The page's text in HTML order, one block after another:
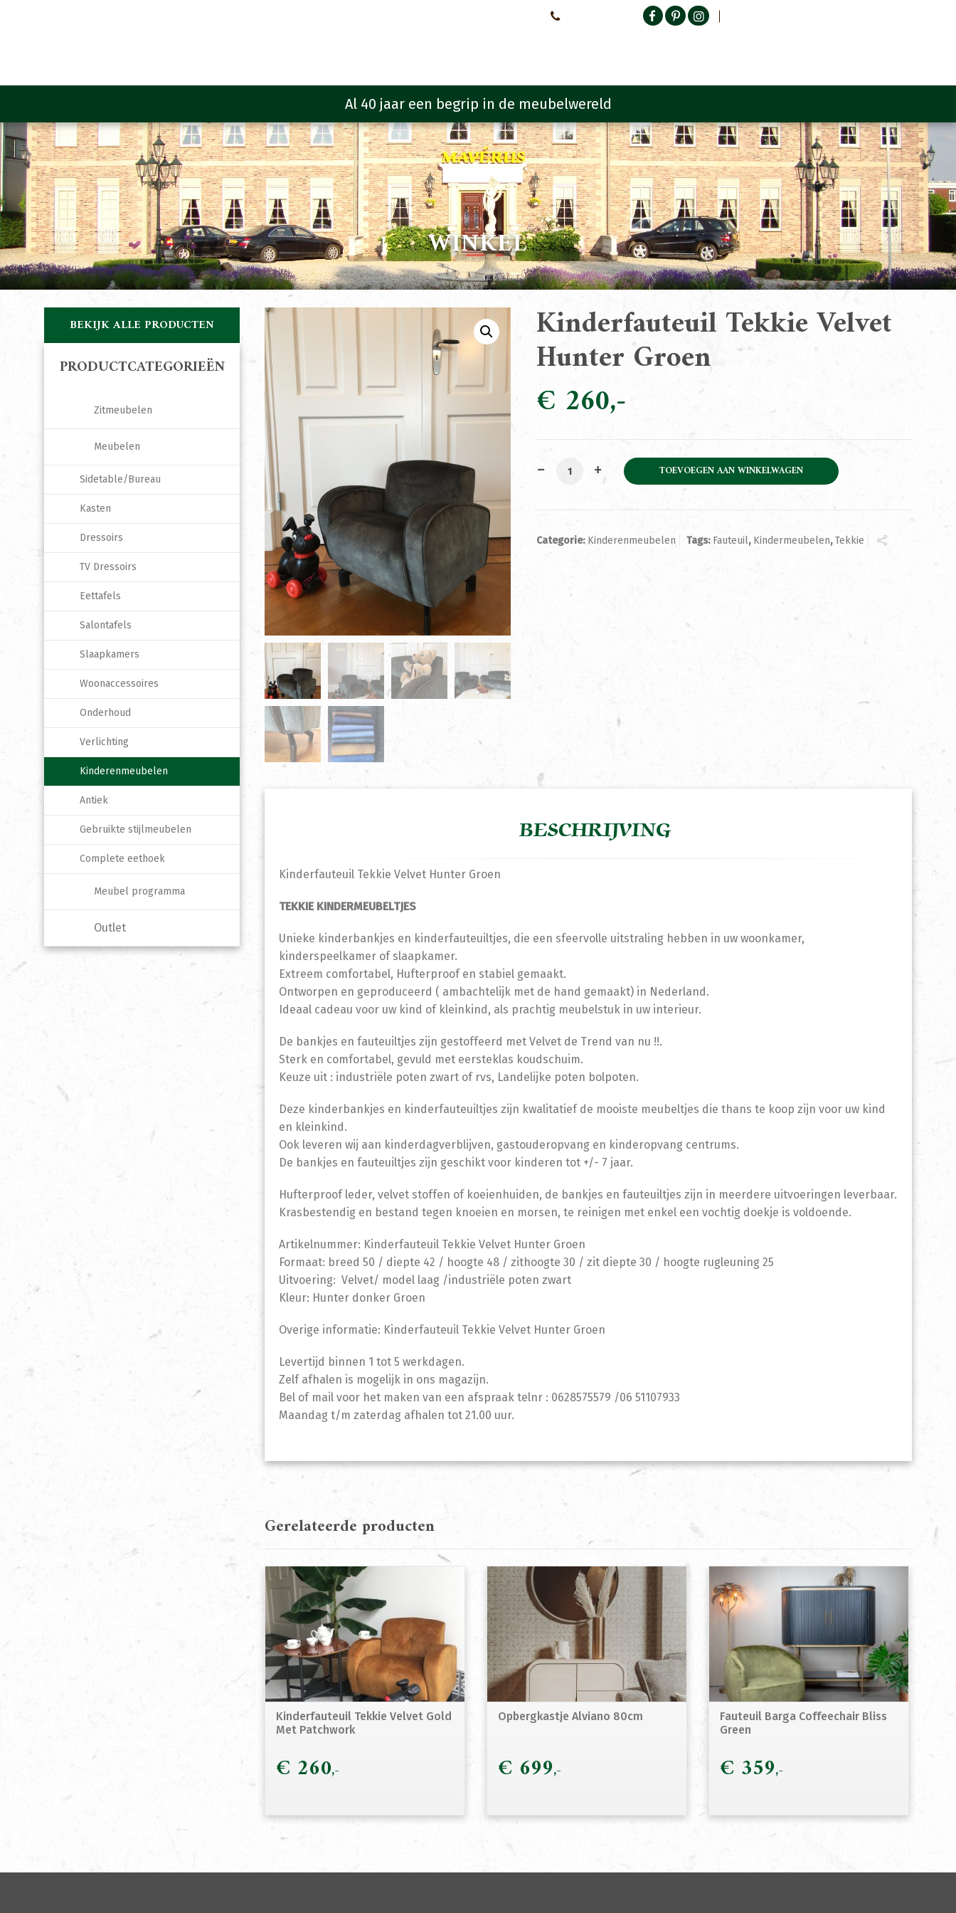
WINKEL
Kinderfauteuil Tekkie Velvet
Hunter Groen
€ 260
Kinderfauteuil Tekkie Velvet Hunter Groen aantal
TOEVOEGEN AAN WINKELWAGEN
Categorie: Kinderenmeubelen Tags: Fauteuil, Kindermeubelen,Tekkie
BESCHRIJVING
Kinderfauteuil Tekkie Velvet Hunter Groen
TEKKIE KINDERMEUBELTJES
Unieke kinderbankjes en kinderfauteuiltjes, die een sfeervolle uitstraling hebben in uw woonkamer,
kinderspeelkamer of slaapkamer.
Extreem comfortabel, Hufterproof en stabiel gemaakt.
Ontworpen en geproduceerd ( ambachtelijk met de hand gemaakt) in Nederland.
Ideaal cadeau voor uw kind of kleinkind, als prachtig meubelstuk in uw interieur.
De bankjes en fauteuiltjes zijn gestoffeerd met Velvet de Trend van nu !!.
Sterk en comfortabel, gevuld met eersteklas koudschuim.
Keuze uit : industriële poten zwart of rvs, Landelijke poten bolpoten.
Deze kinderbankjes en kinderfauteuiltjes zijn kwalitatief de mooiste meubeltjes die thans te koop zijn voor uw kind
en kleinkind.
Ook leveren wij aan kinderdagverblijven, gastouderopvang en kinderopvang centrums.
De bankjes en fauteuiltjes zijn geschikt voor kinderen tot +/- 7 jaar.
Hufterproof leder, velvet stoffen of koeienhuiden, de bankjes en fauteuiltjes zijn in meerdere uitvoeringen leverbaar.
Krasbestendig en bestand tegen knoeien en morsen, te reinigen met enkel een vochtig doekje is voldoende.
Artikelnummer: Kinderfauteuil Tekkie Velvet Hunter Groen
Formaat: breed 50 / diepte 42 / hoogte 48 / zithoogte 30 / zit diepte 30 / hoogte rugleuning 25
Uitvoering: Velvet/ model laag /industriële poten zwart
Kleur: Hunter donker Groen
Overige informatie: Kinderfauteuil Tekkie Velvet Hunter Groen
Levertijd binnen 1 tot 5 werkdagen.
Zelf afhalen is mogelijk in ons magazijn.
Bel of mail voor het maken van een afspraak telnr : 0628575579 /06 51107933
Maandag t/m zaterdag afhalen tot 21.00 uur.
Gerelateerde producten
Kinderfauteuil Tekkie Velvet Gold
Met Patchwork
€ 260
Opbergkastje Alviano 80cm
€ 699
Fauteuil Barga Coffeechair Bliss
Green
€ 359
BEKIJK ALLE PRODUCTEN
PRODUCTCATEGORIEËN
Zitmeubelen
Meubelen
Sidetable/Bureau
Kasten
Dressoirs
TV Dressoirs
Eettafels
Salontafels
Slaapkamers
Woonaccessoires
Onderhoud
Verlichting
Kinderenmeubelen
Antiek
Gebruikte stijlmeubelen
Complete eethoek
Meubel programma
Outlet